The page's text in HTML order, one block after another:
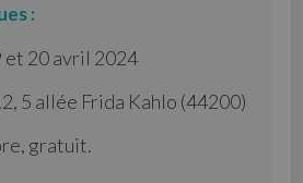
:
et 20 avril 2024
5 allée Frida Kahlo (44200)
gratuit.